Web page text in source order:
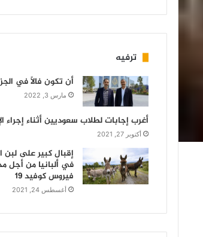
ترفيه
أن تكون فالاً في
مارس 3, 2022
أغرب إجابات لطلاب سعوديين أثناء إجراء
أكتوبر 27, 2021
إقبال كبير على لبن
في ألبانيا من أجل
فيروس كوفيد 19
أغسطس 24, 2021